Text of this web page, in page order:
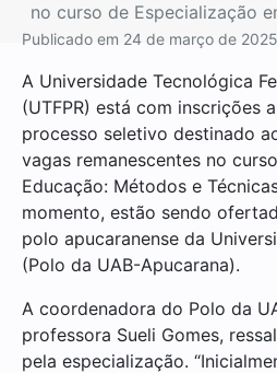
no curso de Especialização
Publicado em 24 de março de 2025
A Universidade Tecnológica
(UTFPR) está com inscrições
processo seletivo destinado
vagas remanescentes no
Educação: Métodos e
momento, estão sendo
polo apucaranense da
(Polo da UAB-Apucarana).
A coordenadora do Polo da
professora Sueli Gomes,
pela especialização.